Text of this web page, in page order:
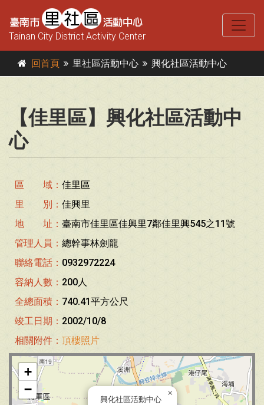
Tainan City District Activity Center
回首頁 里社區活動中心 興化社區活動中心
【佳里區】興化社區活動中
心
區 域： 佳里區
里 別： 佳興里
地 址： 臺南市佳里區佳興里7鄰佳里興545之11號
管理人員： 總幹事林劍龍
聯絡電話： 0932972224
容納人數： 200人
全總面積： 740.41平方公尺
竣工日期： 2002/10/8
相關附件： 頂樓照片
興化社區活動中心
×
+
−